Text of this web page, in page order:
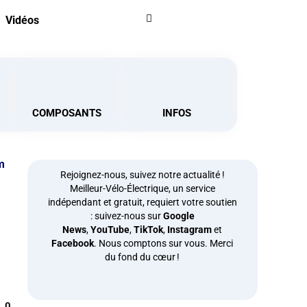
Vidéos
COMPOSANTS INFOS
Rejoignez-nous, suivez notre actualité !
Meilleur-Vélo-Électrique, un service
indépendant et gratuit, requiert votre soutien
: suivez-nous surGoogle
News,YouTube,TikTok, Instagramet
Facebook. Nous comptons sur vous. Merci
du fond du cœur !